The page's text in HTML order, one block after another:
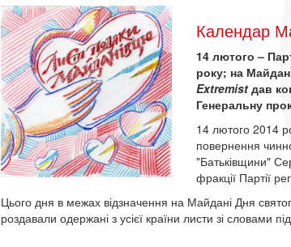
Календар
14 лютого –
року; на
Extremistдав
Генеральну
14 лютого 2014
повернення
"Батьківщини"
фракції Партії
Цього дня в межах відзначення на Майдані Дня
роздавали одержані з усієї країни листи зі словами